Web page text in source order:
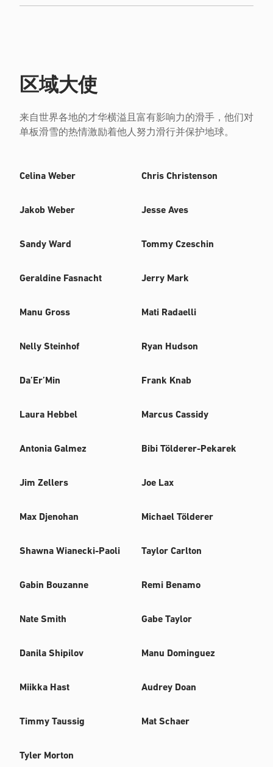
区域大使
来自世界各地的才华横溢且富有影响力的滑手，他们对
单板滑雪的热情激励着他人努力滑行并保护地球。
Celina Weber
Jakob Weber
Sandy Ward
Geraldine Fasnacht
Manu Gross
Nelly Steinhof
Chris Christenson
Jesse Aves
Tommy Czeschin
Jerry Mark
Mati Radaelli
Ryan Hudson
Da’Er’Min
Laura Hebbel
Antonia Galmez
Jim Zellers
Max Djenohan
Shawna Wianecki-Paoli
Frank Knab
Marcus Cassidy
Bibi Tölderer-Pekarek
Joe Lax
Michael Tölderer
Taylor Carlton
Gabin Bouzanne
Nate Smith
Danila Shipilov
Miikka Hast
Timmy Taussig
Tyler Morton
Remi Benamo
Gabe Taylor
Manu Dominguez
Audrey Doan
Mat Schaer